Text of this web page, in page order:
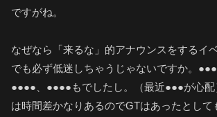
ですがね。
なぜなら「来るな」的アナウンスをするイ
でも必ず低迷しちゃうじゃないですか。
●●●●、●●●●もでしたし。（最近●●●が心
は時間差かなりあるのでGTはあったとして